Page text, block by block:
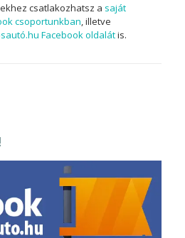
csatlakozhatsz a saját
csoportunkban, illetve
Facebook oldalátis.